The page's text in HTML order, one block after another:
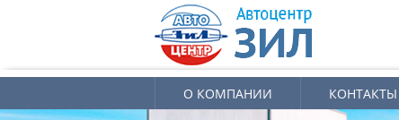
О КОМПАНИИ КОНТАКТЫ